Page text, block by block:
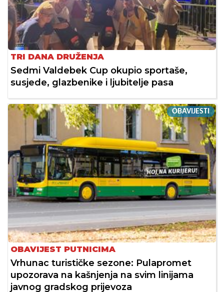
TRI DANA DRUŽENJA
Sedmi Valdebek Cup okupio sportaše,
susjede, glazbenike i ljubitelje pasa
OBAVIJESTI
OBAVIJEST PUTNICIMA
Vrhunac turističke sezone: Pulapromet
upozorava na kašnjenja na svim linijama
javnog gradskog prijevoza